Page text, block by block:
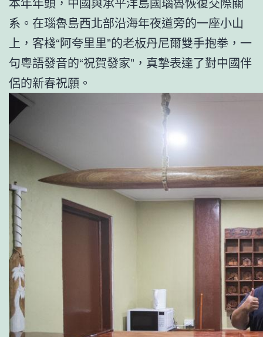
系。在瑙魯島西北部沿海年夜道旁的一座小山
上，客棧“阿夸里里”的老板丹尼爾雙手抱拳，一
句粵語發音的“祝賀發家”，真摯表達了對中國伴
侶的新春祝願。